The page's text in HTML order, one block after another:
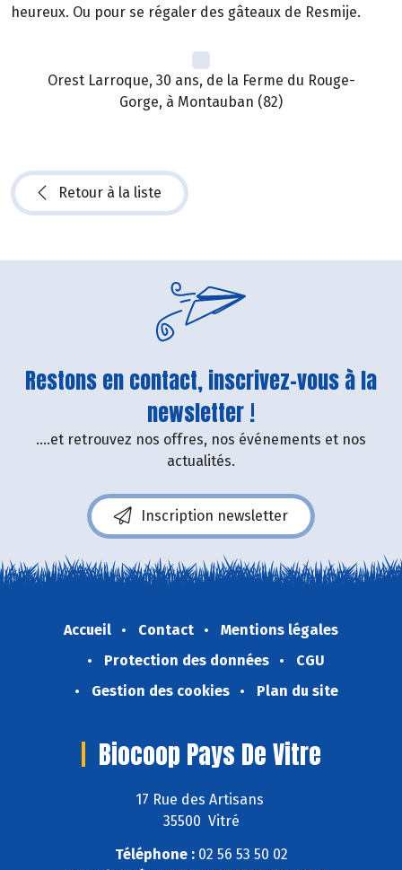
heureux. Ou pour se régaler des gâteaux de Resmije.
Orest Larroque, 30 ans, de la Ferme du Rouge-
Gorge, à Montauban (82)
Retour à la liste
Restons en contact, inscrivez-vous à la
newsletter !
....et retrouvez nos offres, nos événements et nos
actualités.
Inscription newsletter
Accueil Contact
Mentions légales
Protection des données
CGU
Gestion des cookies
Plan du site
Biocoop Pays De Vitre
17 Rue des Artisans
35500 Vitré
Téléphone :02 56 53 50 02